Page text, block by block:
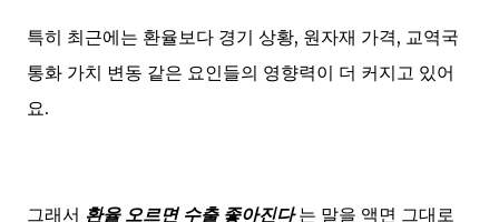
특히 최근에는 환율보다 경기 상황, 원자재 가격, 교역국
통화 가치 변동 같은 요인들의 영향력이 더 커지고 있어
요.
그래서 환율 오르면 수출 좋아진다는 말을 액면 그대로